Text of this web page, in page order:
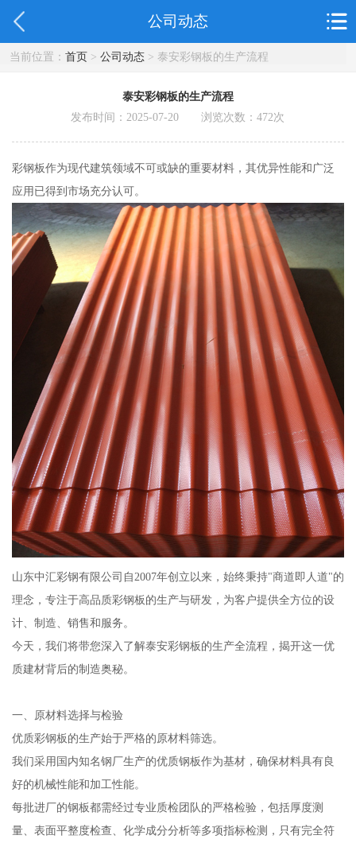
公司动态
当前位置： 首页> 公司动态> 泰安彩钢板的生产流程
泰安彩钢板的生产流程
发布时间：2025-07-20 浏览次数：472次
彩钢板作为现代建筑领域不可或缺的重要材料，其优异性能和广泛
应用已得到市场充分认可。
山东中汇彩钢有限公司自2007年创立以来，始终秉持"商道即人道"的
理念，专注于高品质彩钢板的生产与研发，为客户提供全方位的设
计、制造、销售和服务。
今天，我们将带您深入了解泰安彩钢板的生产全流程，揭开这一优
质建材背后的制造奥秘。
一、原材料选择与检验
优质彩钢板的生产始于严格的原材料筛选。
我们采用国内知名钢厂生产的优质钢板作为基材，确保材料具有良
好的机械性能和加工性能。
每批进厂的钢板都需经过专业质检团队的严格检验，包括厚度测
量、表面平整度检查、化学成分分析等多项指标检测，只有完全符